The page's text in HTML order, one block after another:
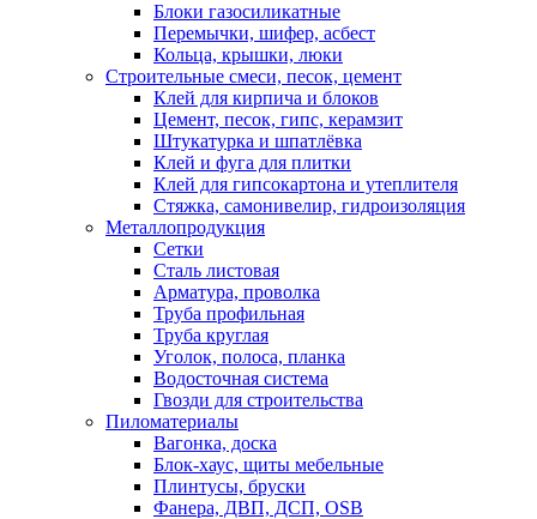
Блоки газосиликатные
Перемычки, шифер, асбест
Кольца, крышки, люки
Строительные смеси, песок, цемент
Клей для кирпича и блоков
Цемент, песок, гипс, керамзит
Штукатурка и шпатлёвка
Клей и фуга для плитки
Клей для гипсокартона и утеплителя
Стяжка, самонивелир, гидроизоляция
Металлопродукция
Сетки
Сталь листовая
Арматура, проволка
Труба профильная
Труба круглая
Уголок, полоса, планка
Водосточная система
Гвозди для строительства
Пиломатериалы
Вагонка, доска
Блок-хаус, щиты мебельные
Плинтусы, бруски
Фанера, ДВП, ДСП, OSB